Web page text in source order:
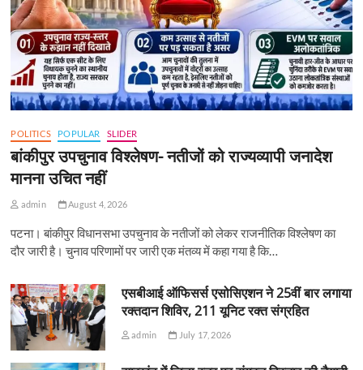
POLITICS POPULAR SLIDER
बांकीपुर उपचुनाव विश्लेषण- नतीजों को राज्यव्यापी जनादेश
मानना उचित नहीं
admin August 4, 2026
पटना। बांकीपुर विधानसभा उपचुनाव के नतीजों को लेकर राजनीतिक विश्लेषण का
दौर जारी है। चुनाव परिणामों पर जारी एक मंतव्य में कहा गया है कि…
एसबीआई ऑफिसर्स एसोसिएशन ने 25वीं बार लगाया
रक्तदान शिविर, 211 यूनिट रक्त संग्रहित
admin July 17, 2026